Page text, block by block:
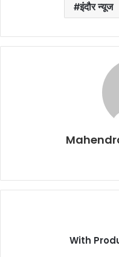
इंदौर न्यूज
With